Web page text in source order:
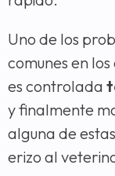
Uno de los
comunes en
es controlada
y finalmente
alguna de
erizo al